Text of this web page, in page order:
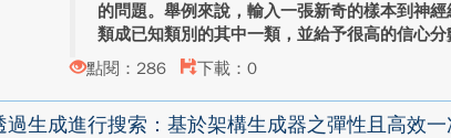
的問題。舉例來說，輸入一張新奇的樣本到神
類成已知類別的其中一類，並給予很高的信心
點閱：286
下載：0
過生成進行搜索：基於架構生成器之彈性且高效